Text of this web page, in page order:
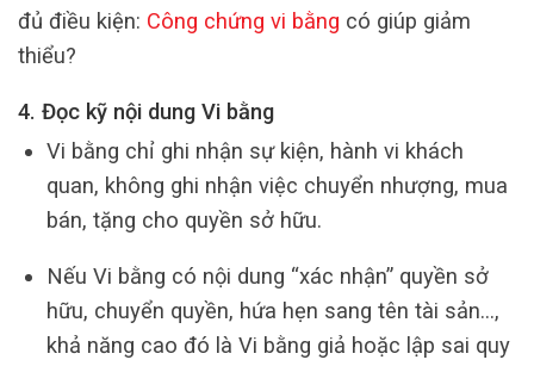
đủ điều kiện: Công chứng vi bằng có giúp giảm
thiểu?
4. Đọc kỹ nội dung Vi bằng
Vi bằng chỉ ghi nhận sự kiện, hành vi khách
quan, không ghi nhận việc chuyển nhượng, mua
bán, tặng cho quyền sở hữu.
Nếu Vi bằng có nội dung “xác nhận” quyền sở
hữu, chuyển quyền, hứa hẹn sang tên tài sản…,
khả năng cao đó là Vi bằng giả hoặc lập sai quy